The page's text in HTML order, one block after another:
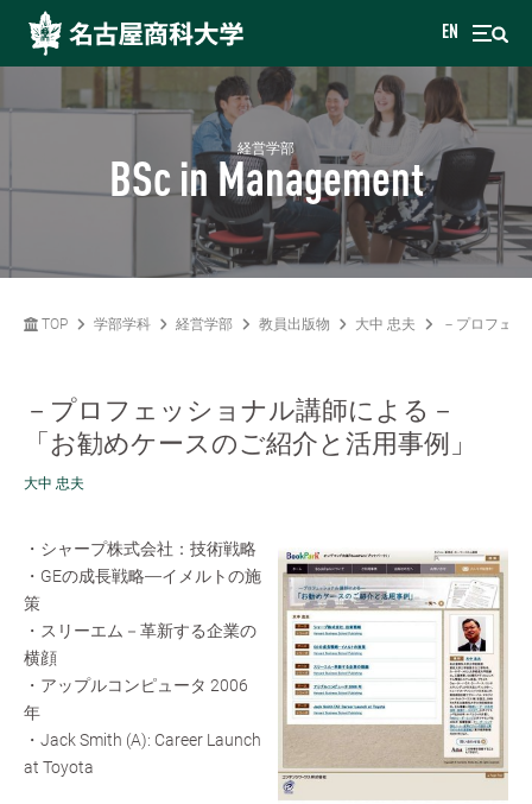
EN
経営学部
BSc in Management
TOP 学部学科 経営学部 教員出版物 大中 忠夫 －プロフェ
－プロフェッショナル講師による－
「お勧めケースのご紹介と活用事例」
大中 忠夫
・シャープ株式会社：技術戦略
・GEの成長戦略―イメルトの施
策
・スリーエム－革新する企業の
横顔
・アップルコンピュータ 2006
年
・Jack Smith (A): Career Launch
at Toyota